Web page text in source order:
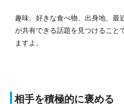
趣味、好きな食べ物、出身地、最
が共有できる話題を見つけること
ますよ。
相手を積極的に褒める